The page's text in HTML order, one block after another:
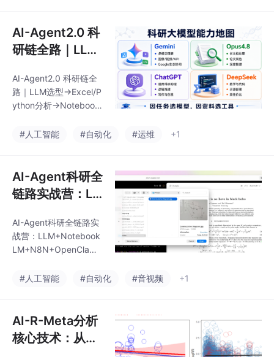
题只花了30分钟
AI-Agent2.0 科
研链全‬路｜LLM
+N8N+OpenCl
aw+Claude Co
edance自动化
+论文写作/绘
图/视频一站式搞
定
AI-Agent2.0 科研链全‬
路｜LLM选型→Excel/P
ython分析→Notebook
论文写作→Gemini/Nan
脑风暴→Seedance科
研视频
#人工智能 #自动化 #运维 +1
AI-Agent科研全
链路实战营：LL
M+N8N+Open
Claw+Claude
Seedance自动
理+论文写作/绘
图/视频一站式搞
定
AI-Agent科研全链路实
战营：LLM+Notebook
LM+N8N+OpenClaw+
Seedance自动化编程
#人工智能 #自动化 #音视频 +1
AI-R-Meta分析
核心技术：从热